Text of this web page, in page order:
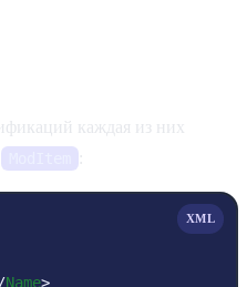
каждая из них
XML
Name>